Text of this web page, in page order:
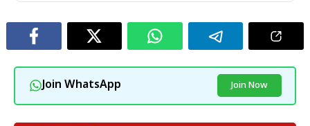
Join WhatsApp Join Now